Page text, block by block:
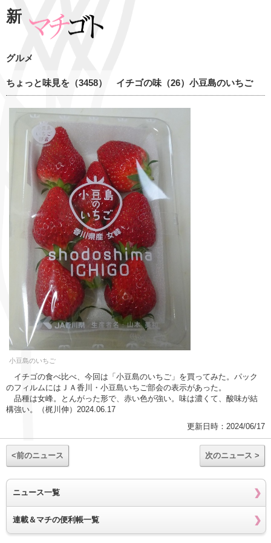
新
グルメ
ちょっと味見を（3458） イチゴの味（26）小豆島のいちご
小豆島のいちご
イチゴの食べ比べ、今回は「小豆島のいちご」を買ってみた。パック
のフィルムにはＪＡ香川・小豆島いちご部会の表示があった。
品種は女峰。とんがった形で、赤い色が強い。味は濃くて、酸味が結
構強い。（梶川伸）2024.06.17
更新日時：2024/06/17
<前のニュース 次のニュース >
ニュース一覧
連載＆マチの便利帳一覧